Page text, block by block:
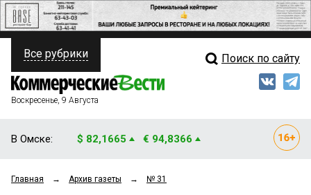
ПОЛИТИКА
ФИНАНСЫ
ОБЩЕСТВО
Свежий выпуск
Все рубрики Поиск по сайту
Воскресенье, 9 Августа
В Омске: $ 82,1665 € 94,8366
Главная → Архив газеты → № 31